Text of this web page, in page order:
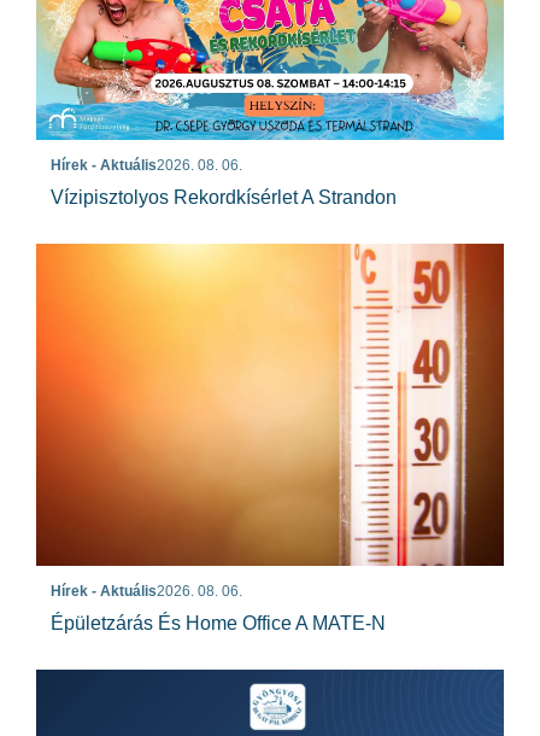
Hírek - Aktuális2026. 08. 06.
Vízipisztolyos Rekordkísérlet A Strandon
Hírek - Aktuális2026. 08. 06.
Épületzárás És Home Office A MATE-N